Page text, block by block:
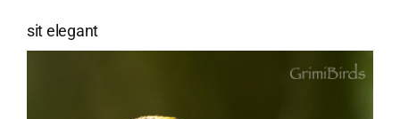
sit elegant